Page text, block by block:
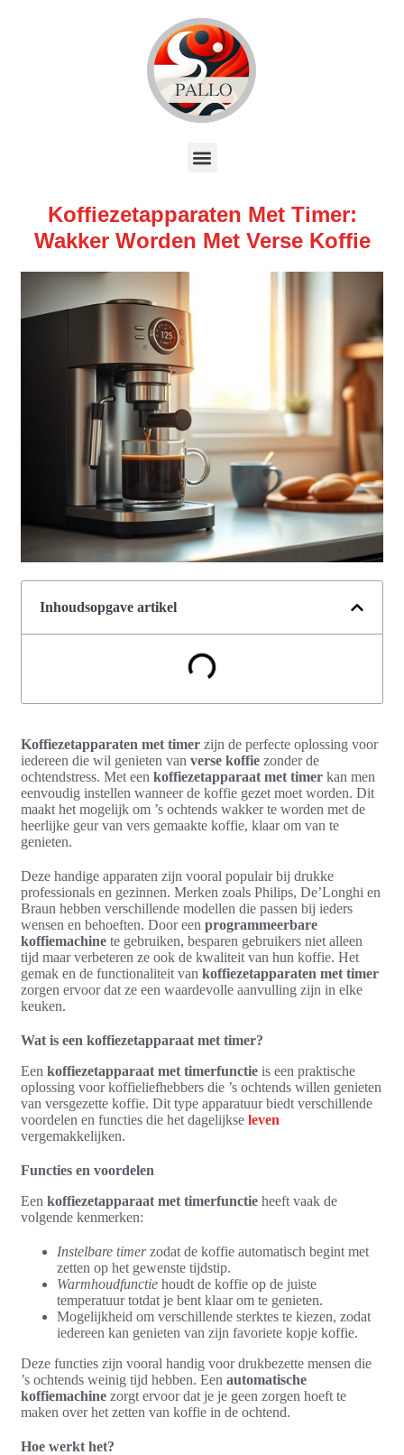
Koffiezetapparaten Met Timer:
Wakker Worden Met Verse Koffie
Inhoudsopgave artikel
Koffiezetapparaten met timer zijn de perfecte oplossing voor
iedereen die wil genieten van verse koffie zonder de
ochtendstress. Met een koffiezetapparaat met timer kan men
eenvoudig instellen wanneer de koffie gezet moet worden. Dit
maakt het mogelijk om ’s ochtends wakker te worden met de
heerlijke geur van vers gemaakte koffie, klaar om van te
genieten.
Deze handige apparaten zijn vooral populair bij drukke
professionals en gezinnen. Merken zoals Philips, De’Longhi en
Braun hebben verschillende modellen die passen bij ieders
wensen en behoeften. Door een programmeerbare
koffiemachine te gebruiken, besparen gebruikers niet alleen
tijd maar verbeteren ze ook de kwaliteit van hun koffie. Het
gemak en de functionaliteit van koffiezetapparaten met timer
zorgen ervoor dat ze een waardevolle aanvulling zijn in elke
keuken.
Wat is een koffiezetapparaat met timer?
Een koffiezetapparaat met timerfunctie is een praktische
oplossing voor koffieliefhebbers die ’s ochtends willen genieten
van versgezette koffie. Dit type apparatuur biedt verschillende
voordelen en functies die het dagelijkse leven
vergemakkelijken.
Functies en voordelen
Een koffiezetapparaat met timerfunctie heeft vaak de
volgende kenmerken:
Instelbare timerzodat de koffie automatisch begint met
zetten op het gewenste tijdstip.
Warmhoudfunctie houdt de koffie op de juiste
temperatuur totdat je bent klaar om te genieten.
Mogelijkheid om verschillende sterktes te kiezen, zodat
iedereen kan genieten van zijn favoriete kopje koffie.
Deze functies zijn vooral handig voor drukbezette mensen die
’s ochtends weinig tijd hebben. Een automatische
koffiemachine zorgt ervoor dat je je geen zorgen hoeft te
maken over het zetten van koffie in de ochtend.
Hoe werkt het?